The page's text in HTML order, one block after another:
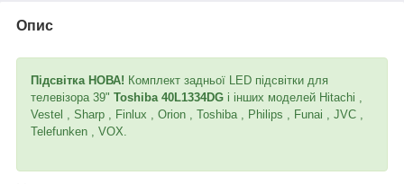
Опис
Підсвітка НОВА! Комплект задньої LED підсвітки для
телевізора 39" Toshiba 40L1334DG і інших моделей Hitachi ,
Vestel , Sharp , Finlux , Orion , Toshiba , Philips , Funai , JVC ,
Telefunken , VOX.